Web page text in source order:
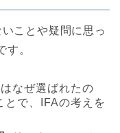
ことや疑問に思っ
す。
なぜ選ばれたの
とで、IFAの考えを